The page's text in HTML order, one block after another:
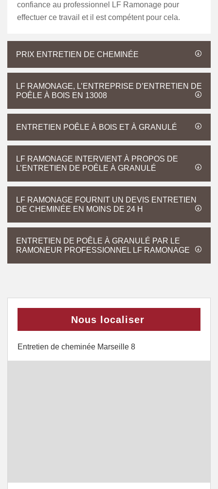
confiance au professionnel LF Ramonage pour
effectuer ce travail et il est compétent pour cela.
PRIX ENTRETIEN DE CHEMINÉE
LF RAMONAGE, L’ENTREPRISE D’ENTRETIEN DE
POÊLE À BOIS EN 13008
ENTRETIEN POÊLE À BOIS ET À GRANULÉ
LF RAMONAGE INTERVIENT À PROPOS DE
L’ENTRETIEN DE POÊLE À GRANULÉ
LF RAMONAGE FOURNIT UN DEVIS ENTRETIEN
DE CHEMINÉE EN MOINS DE 24 H
ENTRETIEN DE POÊLE À GRANULÉ PAR LE
RAMONEUR PROFESSIONNEL LF RAMONAGE
Nous localiser
Entretien de cheminée Marseille 8